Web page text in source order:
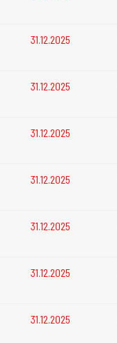
31.12.2025
31.12.2025
31.12.2025
31.12.2025
31.12.2025
31.12.2025
31.12.2025